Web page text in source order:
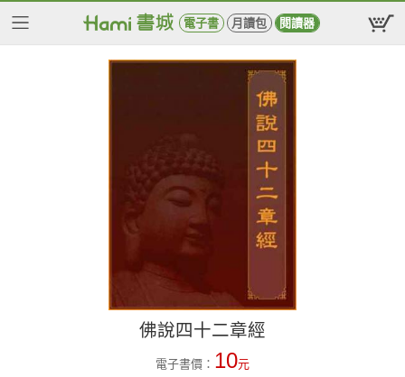
電子書 月讀包 閱讀器
佛說四十二章經
電子書價： 10元